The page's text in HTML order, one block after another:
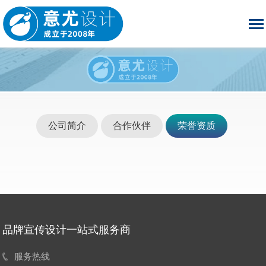
公司简介 荣誉资质
合作伙伴
品牌宣传设计一站式服务商
服务热线